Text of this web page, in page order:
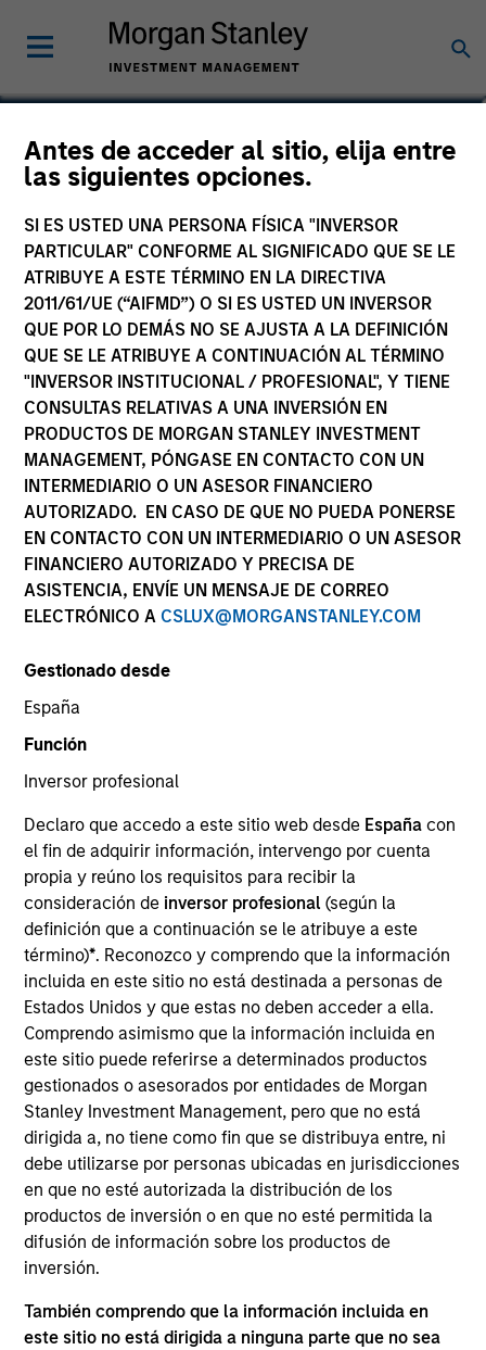
Antes de acceder al sitio, elija entre
las siguientes opciones.
SI ES USTED UNA PERSONA FÍSICA "INVERSOR
PARTICULAR" CONFORME AL SIGNIFICADO QUE SE LE
ATRIBUYE A ESTE TÉRMINO EN LA DIRECTIVA
2011/61/UE (“AIFMD”) O SI ES USTED UN INVERSOR
QUE POR LO DEMÁS NO SE AJUSTA A LA DEFINICIÓN
QUE SE LE ATRIBUYE A CONTINUACIÓN AL TÉRMINO
"INVERSOR INSTITUCIONAL / PROFESIONAL", Y TIENE
CONSULTAS RELATIVAS A UNA INVERSIÓN EN
PRODUCTOS DE MORGAN STANLEY INVESTMENT
MANAGEMENT, PÓNGASE EN CONTACTO CON UN
INTERMEDIARIO O UN ASESOR FINANCIERO
AUTORIZADO. EN CASO DE QUE NO PUEDA PONERSE
EN CONTACTO CON UN INTERMEDIARIO O UN ASESOR
FINANCIERO AUTORIZADO Y PRECISA DE
ASISTENCIA, ENVÍE UN MENSAJE DE CORREO
ELECTRÓNICO A CSLUX@MORGANSTANLEY.COM
Gestionado desde
España
Función
Inversor profesional
Declaro que accedo a este sitio web desde España con
el fin de adquirir información, intervengo por cuenta
propia y reúno los requisitos para recibir la
consideración de inversor profesional(según la
definición que a continuación se le atribuye a este
término)*. Reconozco y comprendo que la información
incluida en este sitio no está destinada a personas de
Estados Unidos y que estas no deben acceder a ella.
Comprendo asimismo que la información incluida en
este sitio puede referirse a determinados productos
gestionados o asesorados por entidades de Morgan
Stanley Investment Management, pero que no está
dirigida a, no tiene como fin que se distribuya entre, ni
debe utilizarse por personas ubicadas en jurisdicciones
en que no esté autorizada la distribución de los
productos de inversión o en que no esté permitida la
difusión de información sobre los productos de
inversión.
También comprendo que la información incluida en
este sitio no está dirigida a ninguna parte que no sea
Jarrod Quigley
Deputy Chief Investment Officer
YEARS OF INDUSTRY EXPERIENCE
EQUIPOS
AIP Alternative Lending Group
AIP Hedge Fund Team
Jarrod is the Deputy Chief Investment Officer of the
AIP Hedge Fund Solutions team and a member of
several committees including manager selection
and portfolio construction across hedge fund
primaries, secondaries, co-investments and
alternative lending. Jarrod serves as the lead
portfolio manager on AIP’s Strategic Opportunities
Fund series and several custom accounts. He
joined Morgan Stanley Investment Management in
2004 and has 23 years of industry experience.
Prior to joining the firm, Jarrod was an investment
A.G. Edwards & Sons. Jarrod received a B.S. summa
cum laude in finance from Babson College where